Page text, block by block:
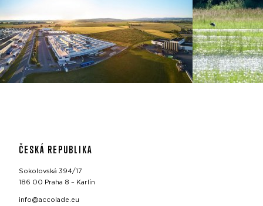
ČESKÁ REPUBLIKA
Sokolovská 394/17
186 00 Praha 8 – Karlín
info@accolade.eu